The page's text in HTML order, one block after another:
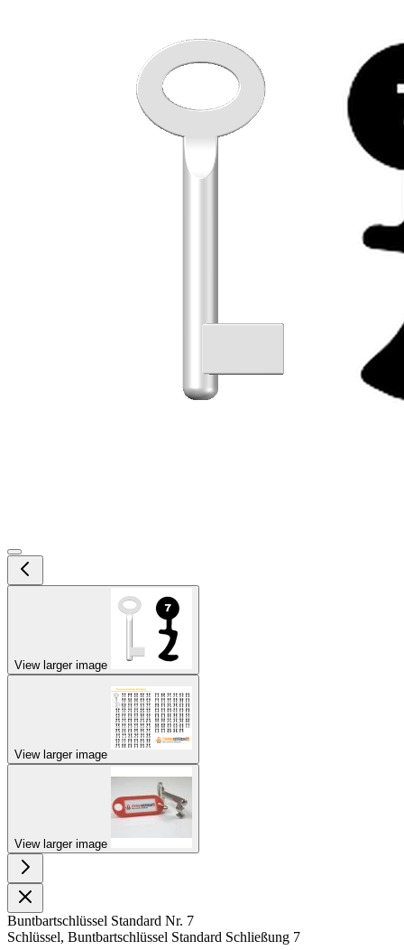
View larger image
View larger image
View larger image
Buntbartschlüssel Standard Nr. 7
Schlüssel, Buntbartschlüssel Standard Schließung 7